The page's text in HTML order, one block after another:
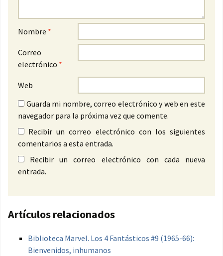
Nombre *
Correo
electrónico *
Web
Guarda mi nombre, correo electrónico y web en este
navegador para la próxima vez que comente.
Recibir un correo electrónico con los siguientes
comentarios a esta entrada.
Recibir un correo electrónico con cada nueva
entrada.
Artículos relacionados
Biblioteca Marvel. Los 4 Fantásticos #9 (1965-66):
Bienvenidos, inhumanos